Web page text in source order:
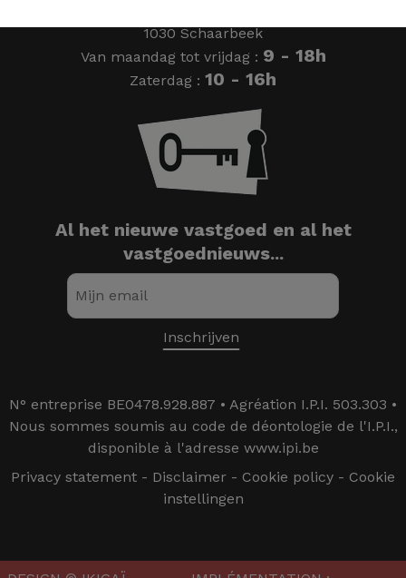
1030 Schaarbeek
Van maandag tot vrijdag : 9 - 18h
Zaterdag : 10 - 16h
Al het nieuwe vastgoed en al het
vastgoednieuws...
N° entreprise BE0478.928.887 • Agréation I.P.I. 503.303 •
Nous sommes soumis au code de déontologie de l'I.P.I.,
disponible à l'adresse www.ipi.be
Privacy statement - Disclaimer - Cookie policy - Cookie
instellingen